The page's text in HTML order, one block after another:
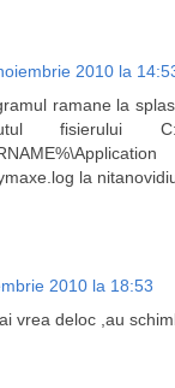
2010 la
ramane la
fisierului
la
2010 la 18:53
vrea deloc ,au